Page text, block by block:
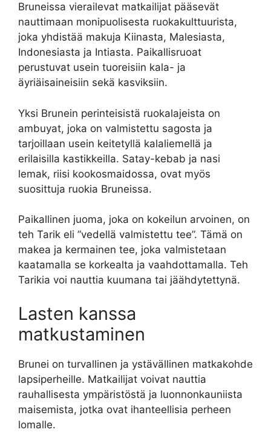
Bruneissa vierailevat matkailijat pääsevät
nauttimaan monipuolisesta ruokakulttuurista,
joka yhdistää makuja Kiinasta, Malesiasta,
Indonesiasta ja Intiasta. Paikallisruoat
perustuvat usein tuoreisiin kala- ja
äyriäisaineisiin sekä kasviksiin.
Yksi Brunein perinteisistä ruokalajeista on
ambuyat, joka on valmistettu sagosta ja
tarjoillaan usein keitetyllä kalaliemellä ja
erilaisilla kastikkeilla. Satay-kebab ja nasi
lemak, riisi kookosmaidossa, ovat myös
suosittuja ruokia Bruneissa.
Paikallinen juoma, joka on kokeilun arvoinen, on
teh Tarik eli ”vedellä valmistettu tee”. Tämä on
makea ja kermainen tee, joka valmistetaan
kaatamalla se korkealta ja vaahdottamalla. Teh
Tarikia voi nauttia kuumana tai jäähdytettynä.
Lasten kanssa
matkustaminen
Brunei on turvallinen ja ystävällinen matkakohde
lapsiperheille. Matkailijat voivat nauttia
rauhallisesta ympäristöstä ja luonnonkauniista
maisemista, jotka ovat ihanteellisia perheen
lomalle.